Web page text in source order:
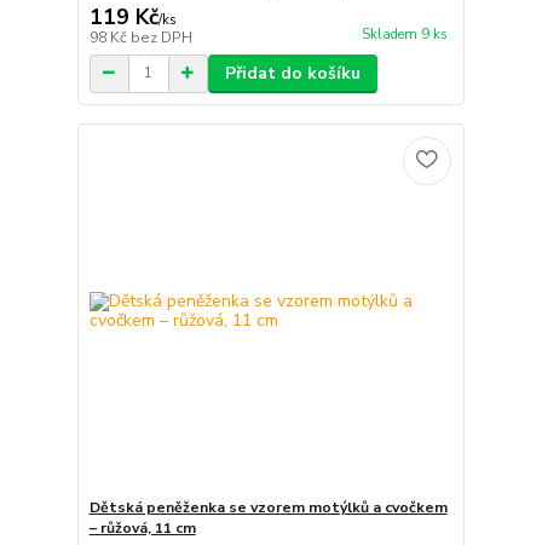
119 Kč/ks
98 Kč bez DPH Skladem 9 ks
Přidat do košíku
Dětská peněženka se vzorem motýlků a cvočkem
– růžová, 11 cm